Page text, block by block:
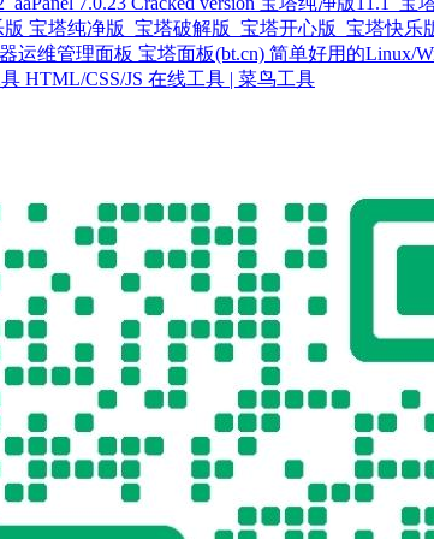
宝塔纯净版_宝塔破解版_宝塔开心版_宝塔快乐
宝塔面板(bt.cn) 简单好用的Linux/
HTML/CSS/JS 在线工具 | 菜鸟工具